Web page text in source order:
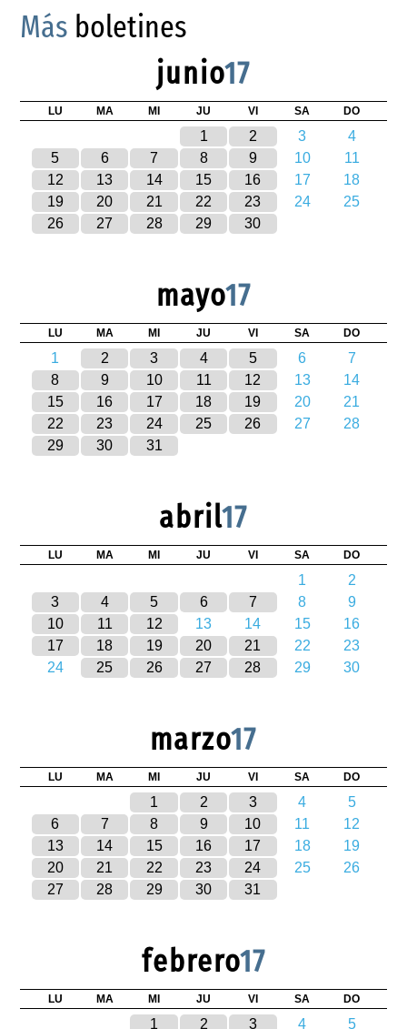
Más boletines
junio17
LU MA MI JU VI SA DO
1 2 3
4
5
6 7 8 9 10
11
12
13 14 15 16 17
18
19
20 21 22 23 24
25
26
27 28 29 30
mayo17
LU MA MI JU VI SA DO
1 2 3 4 5 6
7
8
9 10 11 12 13
14
15
16 17 18 19 20
21
22
23 24 25 26 27
28
29
30 31
abril17
LU MA MI JU VI SA DO
1
2
3
4 5 6 7 8
9
10
11 12 13 14 15
16
17
18 19 20 21 22
23
24
25 26 27 28 29 30
marzo17
LU MA MI JU VI SA DO
1 2 3 4
5
6
7 8 9 10 11
12
13
14 15 16 17 18
19
20
21 22 23 24 25
26
27
28 29 30 31
febrero17
LU MA MI JU VI SA DO
1 2 3 4
5